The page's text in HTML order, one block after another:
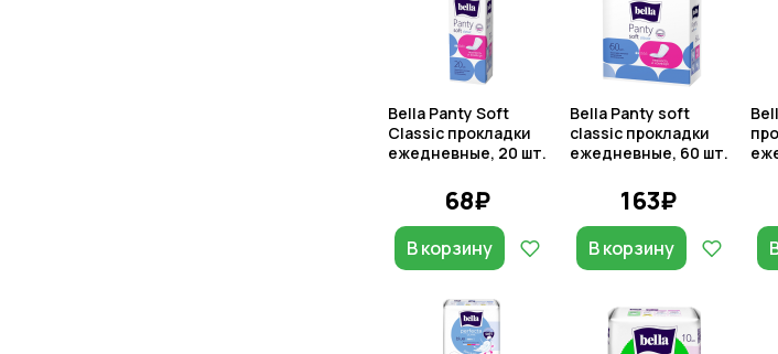
Bella Panty Soft
Classic прокладки
ежедневные, 20 шт.
68₽
В корзину
Bella Panty soft
classic прокладки
ежедневные, 60 шт.
163₽
В корзину